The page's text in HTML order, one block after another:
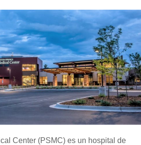
Center (PSMC) es un hospital de